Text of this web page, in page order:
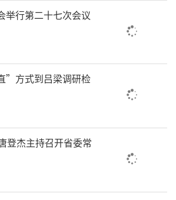
举行第二十七次会议
”方式到吕梁调研检
登杰主持召开省委常